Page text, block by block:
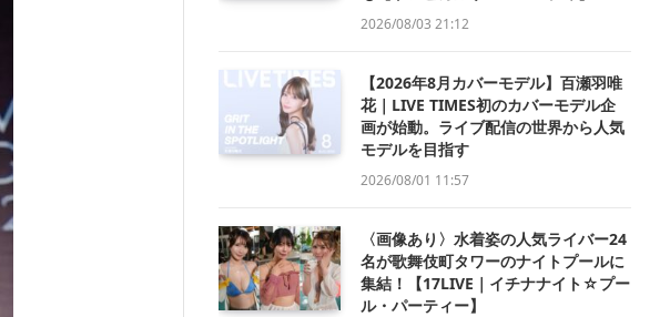
2026/08/03 21:12
【2026年8月カバーモデル】百瀬羽唯
花｜LIVE TIMES初のカバーモデル企
画が始動。ライブ配信の世界から人気
モデルを目指す
2026/08/01 11:57
〈画像あり〉水着姿の人気ライバー24
名が歌舞伎町タワーのナイトプールに
集結！【17LIVE｜イチナナイト☆プー
ル・パーティー】